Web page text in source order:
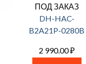
ПОД ЗАКАЗ
DH-HAC-
B2A21P-0280B
2 990.00₽